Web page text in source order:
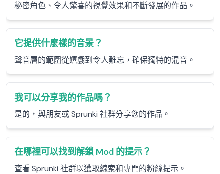
秘密角色、令人驚喜的視覺效果和不斷發展的作品。
它提供什麼樣的音景？
聲音層的範圍從嬉戲到令人難忘，確保獨特的混音。
我可以分享我的作品嗎？
是的，與朋友或 Sprunki 社群分享您的作品。
在哪裡可以找到解鎖 Mod 的提示？
查看 Sprunki 社群以獲取線索和專門的粉絲提示。